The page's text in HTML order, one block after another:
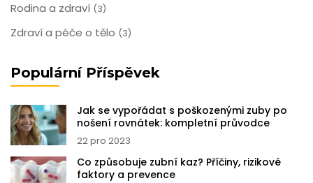
Rodina a zdraví (3)
Zdraví a péče o tělo (3)
Populární Příspěvek
Jak se vypořádat s poškozenými zuby po
nošení rovnátek: kompletní průvodce
22 pro 2023
Co způsobuje zubní kaz? Příčiny, rizikové
faktory a prevence